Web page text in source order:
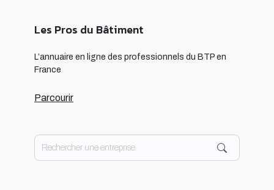
Les Pros du Bâtiment
L’annuaire en ligne des professionnels du BTP en
France
Parcourir